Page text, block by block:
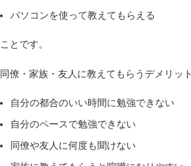
パソコンを使って教えてもらえる
ことです。
同僚・家族・友人に教えてもらうデメリット
自分の都合のいい時間に勉強できない
自分のペースで勉強できない
同僚や友人に何度も聞けない